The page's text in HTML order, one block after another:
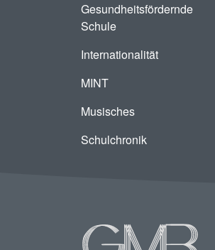
Gesundheitsfördernde
Schule
Internationalität
MINT
Musisches
Schulchronik
Image